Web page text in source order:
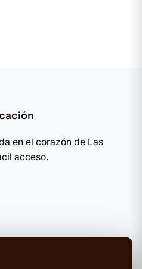
en el corazón de Las
acceso.